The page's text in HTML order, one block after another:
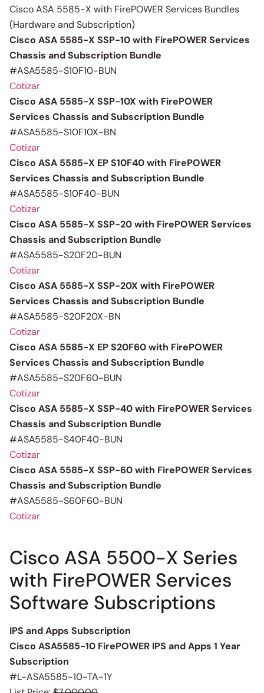
Cisco ASA 5585-X with FirePOWER Services Bundles
(Hardware and Subscription)
Cisco ASA 5585-X SSP-10 with FirePOWER Services
Chassis and Subscription Bundle
#ASA5585-S10F10-BUN
Cotizar
Cisco ASA 5585-X SSP-10X with FirePOWER
Services Chassis and Subscription Bundle
#ASA5585-S10F10X-BN
Cotizar
Cisco ASA 5585-X EP S10F40 with FirePOWER
Services Chassis and Subscription Bundle
#ASA5585-S10F40-BUN
Cotizar
Cisco ASA 5585-X SSP-20 with FirePOWER Services
Chassis and Subscription Bundle
#ASA5585-S20F20-BUN
Cotizar
Cisco ASA 5585-X SSP-20X with FirePOWER
Services Chassis and Subscription Bundle
#ASA5585-S20F20X-BN
Cotizar
Cisco ASA 5585-X EP S20F60 with FirePOWER
Services Chassis and Subscription Bundle
#ASA5585-S20F60-BUN
Cotizar
Cisco ASA 5585-X SSP-40 with FirePOWER Services
Chassis and Subscription Bundle
#ASA5585-S40F40-BUN
Cotizar
Cisco ASA 5585-X SSP-60 with FirePOWER Services
Chassis and Subscription Bundle
#ASA5585-S60F60-BUN
Cotizar
Cisco ASA 5500-X Series
with FirePOWER Services
Software Subscriptions
IPS and Apps Subscription
Cisco ASA5585-10 FirePOWER IPS and Apps 1 Year
Subscription
#L-ASA5585-10-TA-1Y